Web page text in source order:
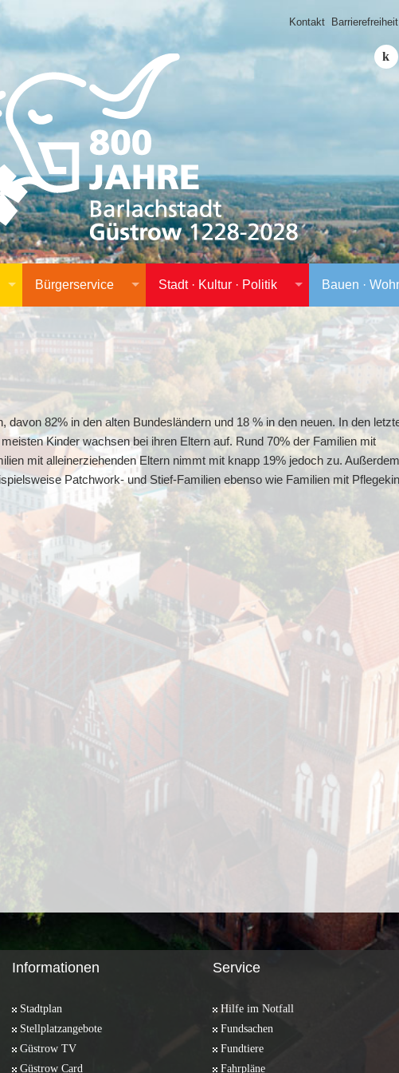
Kontakt Barrierefreiheit
Bürgerservice Stadt · Kultur · Politik Bauen ·
82% in den alten Bundesländern und 18 % in den neuen. In den
Kinder wachsen bei ihren Eltern auf. Rund 70% der Familien mit
mit alleinerziehenden Eltern nimmt mit knapp 19% jedoch zu.
Patchwork- und Stief-Familien ebenso wie Familien mit
Informationen
Stadtplan
Stellplatzangebote
Güstrow TV
Güstrow Card
Service
Hilfe im Notfall
Fundsachen
Fundtiere
Fahrpläne